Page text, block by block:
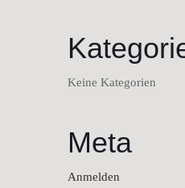
Keine Kategorien
Meta
Anmelden